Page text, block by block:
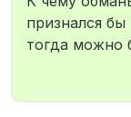
признался
тогда можно